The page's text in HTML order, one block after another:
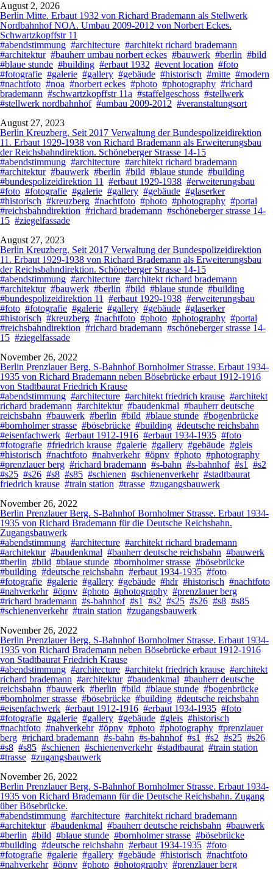
August 2, 2026
Berlin Mitte. Erbaut 1932 von Richard Brademann als Stellwerk
Nordbahnhof NOA. Umbau 2009-2012 von Norbert Eckes.
Schwartzkopffstr 11
#abendstimmung #architecture #architekt richard brademann
#architektur #bauherr umbau norbert eckes #bauwerk #berlin #bild
#blaue stunde #building #erbaut 1932 #event location #foto
#fotografie #galerie #gallery #gebäude #historisch #mitte #modern
#nachtfoto #noa #norbert eckes #photo #photography #richard
brademann #schwartzkopffstr 11a #staffelgeschoss #stellwerk
#stellwerk nordbahnhof #umbau 2009-2012 #veranstaltungsort
August 27, 2023
Berlin Kreuzberg. Seit 2017 Verwaltung der Bundespolizeidirektion
11. Erbaut 1929-1938 von Richard Brademann als Erweiterungsbau
der Reichsbahndirektion. Schöneberger Strasse 14-15
#abendstimmung #architecture #architekt richard brademann
#architektur #bauwerk #berlin #bild #blaue stunde #building
#bundespolizeidirektion 11
#erbaut 1929-1938 #erweiterungsbau
#foto #fotografie #galerie #gallery #gebäude #glaserker
#historisch #kreuzberg #nachtfoto #photo #photography #portal
#reichsbahndirektion #richard brademann #schöneberger strasse 14-
15 #ziegelfassade
August 27, 2023
Berlin Kreuzberg. Seit 2017 Verwaltung der Bundespolizeidirektion
11. Erbaut 1929-1938 von Richard Brademann als Erweiterungsbau
der Reichsbahndirektion. Schöneberger Strasse 14-15
#abendstimmung #architecture #architekt richard brademann
#architektur #bauwerk #berlin #bild #blaue stunde #building
#bundespolizeidirektion 11
#erbaut 1929-1938 #erweiterungsbau
#foto #fotografie #galerie #gallery #gebäude #glaserker
#historisch #kreuzberg #nachtfoto #photo #photography #portal
#reichsbahndirektion #richard brademann #schöneberger strasse 14-
15 #ziegelfassade
November 26, 2022
Berlin Prenzlauer Berg. S-Bahnhof Bornholmer Strasse. Erbaut 1934-
1935 von Richard Brademann neben Bösebrücke erbaut 1912-1916
von Stadtbaurat Friedrich Krause
#abendstimmung #architecture #architekt friedrich krause #architekt
richard brademann #architektur #baudenkmal #bauherr deutsche
reichsbahn #bauwerk #berlin #bild #blaue stunde #bogenbrücke
#bornholmer strasse #bösebrücke #building #deutsche reichsbahn
#eisenfachwerk #erbaut 1912-1916 #erbaut 1934-1935 #foto
#fotografie #friedrich krause #galerie #gallery #gebäude #gleis
#historisch #nachtfoto #nahverkehr #öpnv #photo #photography
#prenzlauer berg #richard brademann #s-bahn #s-bahnhof #s1
#s2
#s25 #s26 #s8 #s85 #schienen #schienenverkehr #stadtbaurat
friedrich krause #train station #trasse #zugangsbauwerk
November 26, 2022
Berlin Prenzlauer Berg. S-Bahnhof Bornholmer Strasse. Erbaut 1934-
1935 von Richard Brademann für die Deutsche Reichsbahn.
Zugangsbauwerk
#abendstimmung #architecture #architekt richard brademann
#architektur #baudenkmal #bauherr deutsche reichsbahn #bauwerk
#berlin #bild #blaue stunde #bornholmer strasse #bösebrücke
#building #deutsche reichsbahn #erbaut 1934-1935 #foto
#fotografie #galerie #gallery #gebäude #hdr #historisch #nachtfoto
#nahverkehr #öpnv #photo #photography #prenzlauer berg
#richard brademann #s-bahnhof #s1 #s2 #s25 #s26 #s8 #s85
#schienenverkehr #train station #zugangsbauwerk
November 26, 2022
Berlin Prenzlauer Berg. S-Bahnhof Bornholmer Strasse. Erbaut 1934-
1935 von Richard Brademann neben Bösebrücke erbaut 1912-1916
von Stadtbaurat Friedrich Krause
#abendstimmung #architecture #architekt friedrich krause #architekt
richard brademann #architektur #baudenkmal #bauherr deutsche
reichsbahn #bauwerk #berlin #bild #blaue stunde #bogenbrücke
#bornholmer strasse #bösebrücke #building #deutsche reichsbahn
#eisenfachwerk #erbaut 1912-1916 #erbaut 1934-1935 #foto
#fotografie #galerie #gallery #gebäude #gleis #historisch
#nachtfoto #nahverkehr #öpnv #photo #photography #prenzlauer
berg #richard brademann #s-bahn #s-bahnhof #s1 #s2 #s25 #s26
#s8 #s85 #schienen #schienenverkehr #stadtbaurat #train station
#trasse #zugangsbauwerk
November 26, 2022
Berlin Prenzlauer Berg. S-Bahnhof Bornholmer Strasse. Erbaut 1934-
1935 von Richard Brademann für die Deutsche Reichsbahn. Zugang
über Bösebrücke.
#abendstimmung #architecture #architekt richard brademann
#architektur #baudenkmal #bauherr deutsche reichsbahn #bauwerk
#berlin #bild #blaue stunde #bornholmer strasse #bösebrücke
#building #deutsche reichsbahn #erbaut 1934-1935 #foto
#fotografie #galerie #gallery #gebäude #historisch #nachtfoto
#nahverkehr #öpnv #photo #photography #prenzlauer berg